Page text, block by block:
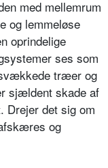
med mellemrum
og lemmeløse
oprindelige
ses som
træer og
sjældent skade af
Drejer det sig om
og